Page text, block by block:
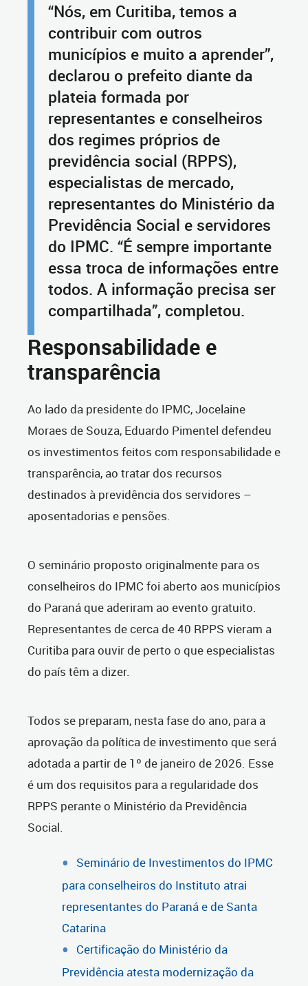
“Nós, em Curitiba, temos a
contribuir com outros
municípios e muito a aprender”,
declarou o prefeito diante da
plateia formada por
representantes e conselheiros
dos regimes próprios de
previdência social (RPPS),
especialistas de mercado,
representantes do Ministério da
Previdência Social e servidores
do IPMC. “É sempre importante
essa troca de informações entre
todos. A informação precisa ser
compartilhada”, completou.
Responsabilidade e
transparência
Ao lado da presidente do IPMC, Jocelaine
Moraes de Souza, Eduardo Pimentel defendeu
os investimentos feitos com responsabilidade e
transparência, ao tratar dos recursos
destinados à previdência dos servidores –
aposentadorias e pensões.
O seminário proposto originalmente para os
conselheiros do IPMC foi aberto aos municípios
do Paraná que aderiram ao evento gratuito.
Representantes de cerca de 40 RPPS vieram a
Curitiba para ouvir de perto o que especialistas
do país têm a dizer.
Todos se preparam, nesta fase do ano, para a
aprovação da política de investimento que será
adotada a partir de 1º de janeiro de 2026. Esse
é um dos requisitos para a regularidade dos
RPPS perante o Ministério da Previdência
Social.
Seminário de Investimentos do IPMC
para conselheiros do Instituto atrai
representantes do Paraná e de Santa
Catarina
Certificação do Ministério da
Previdência atesta modernização da